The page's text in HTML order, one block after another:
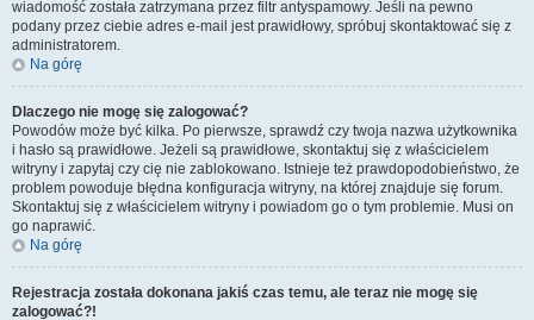
wiadomość została zatrzymana przez filtr antyspamowy. Jeśli na pewno
podany przez ciebie adres e-mail jest prawidłowy, spróbuj skontaktować się z
administratorem.
Na górę
Dlaczego nie mogę się zalogować?
Powodów może być kilka. Po pierwsze, sprawdź czy twoja nazwa użytkownika
i hasło są prawidłowe. Jeżeli są prawidłowe, skontaktuj się z właścicielem
witryny i zapytaj czy cię nie zablokowano. Istnieje też prawdopodobieństwo, że
problem powoduje błędna konfiguracja witryny, na której znajduje się forum.
Skontaktuj się z właścicielem witryny i powiadom go o tym problemie. Musi on
go naprawić.
Na górę
Rejestracja została dokonana jakiś czas temu, ale teraz nie mogę się
zalogować?!